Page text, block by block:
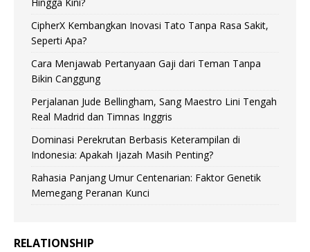
CipherX Kembangkan Inovasi Tato Tanpa Rasa Sakit,
Seperti Apa?
Cara Menjawab Pertanyaan Gaji dari Teman Tanpa
Bikin Canggung
Perjalanan Jude Bellingham, Sang Maestro Lini Tengah
Real Madrid dan Timnas Inggris
Dominasi Perekrutan Berbasis Keterampilan di
Indonesia: Apakah Ijazah Masih Penting?
Rahasia Panjang Umur Centenarian: Faktor Genetik
Memegang Peranan Kunci
RELATIONSHIP